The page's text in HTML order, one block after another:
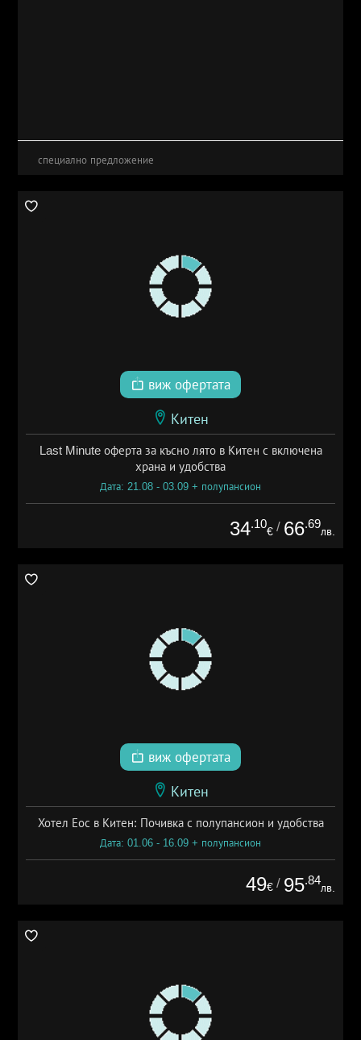
специално предложение
виж офертата
Китен
Last Minute оферта за късно лято в Китен с включена
храна и удобства
Дата: 21.08 - 03.09 + полупансион
34.10
€ / 66.69
лв.
виж офертата
Китен
Хотел Еос в Китен: Почивка с полупансион и удобства
Дата: 01.06 - 16.09 + полупансион
49€ / 95.84
лв.